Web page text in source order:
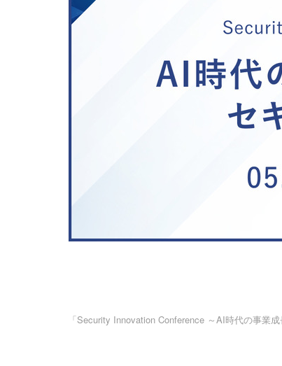
「Security Innovation Conference ～AI時代の事業